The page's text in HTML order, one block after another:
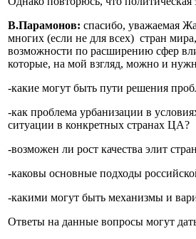
В.Парамонов: спасибо, уважаемая
многих (если не для всех) стран
возможности по расширению сфер
которые, на мой взгляд, можно и
-какие могут быть пути решения
-как проблема урбанизации в
ситуации в конкретных странах ЦА?
-возможен ли рост качества элит
-каковы основные подходы
-какими могут быть механизмы и
Ответы на данные вопросы могут